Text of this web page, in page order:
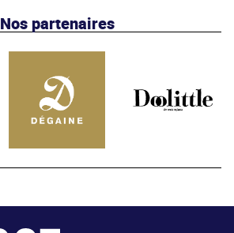
Nos partenaires